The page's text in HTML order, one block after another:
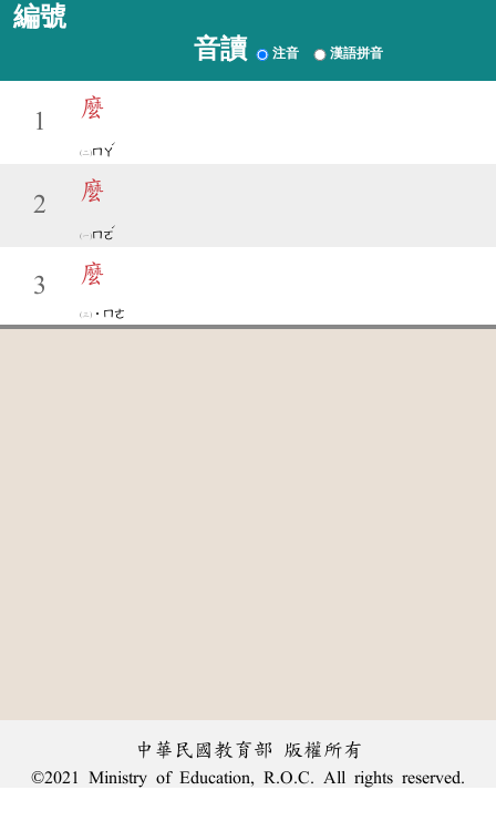
編號
音讀 注音 漢語拼音
1
麼
ㄇㄚ
ˊ
2
麼
ㄇㄛ
ˊ
3 麼
˙ㄇㄜ
中華民國教育部 版權所有
©2021 Ministry of Education, R.O.C. All rights reserved.